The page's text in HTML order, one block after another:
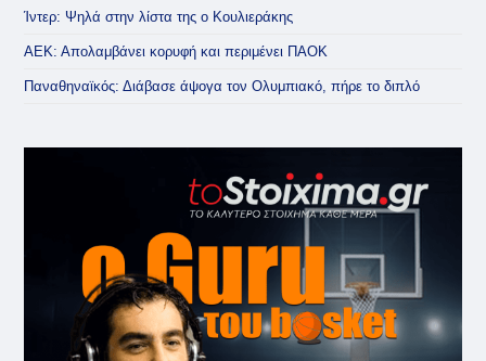
Ίντερ: Ψηλά στην λίστα της ο Κουλιεράκης
ΑΕΚ: Απολαμβάνει κορυφή και περιμένει ΠΑΟΚ
Παναθηναϊκός: Διάβασε άψογα τον Ολυμπιακό, πήρε το διπλό